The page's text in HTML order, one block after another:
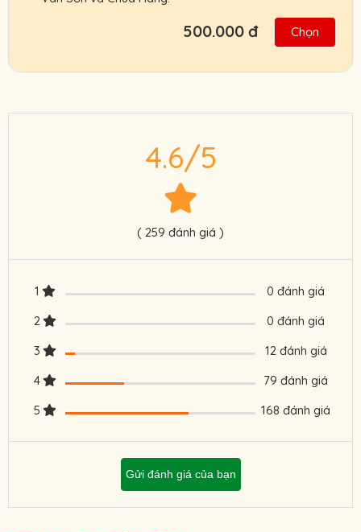
Hỗ trợ giao vé tận nơi hoặc nhận và thanh
toán Booking vé tại ga cáp treo.
Chính sách hoàn, đổi vé linh hoạt.
Cam kết giá vé tốt nhất, hỗ trợ nhanh nhất.
700.000 VNĐ
500.000 VNĐ
Gọi ngay: 0901.011.772 để nhận giá vé tốt
nhất.
500.000 đ Chọn
4.6/5
( 259 đánh giá )
1
0 đánh giá
2
0 đánh giá
3
12 đánh giá
4
79 đánh giá
5
168 đánh giá
Gửi đánh giá của bạn